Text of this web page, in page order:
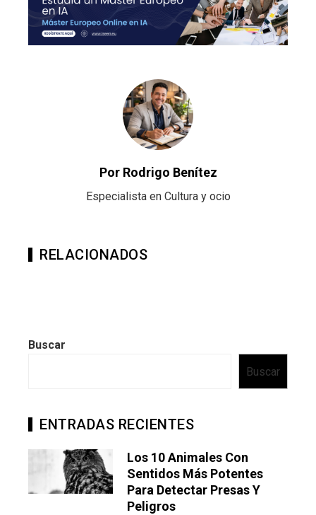
Por Rodrigo Benítez
Especialista en Cultura y ocio
RELACIONADOS
Buscar
Buscar
ENTRADAS RECIENTES
Los 10 Animales Con
Sentidos Más Potentes
Para Detectar Presas Y
Peligros